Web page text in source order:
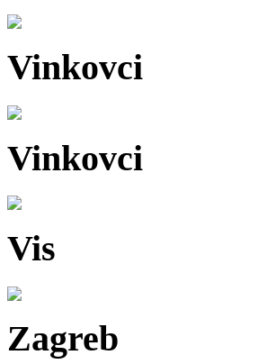
Vinkovci
Vinkovci
Vis
Zagreb